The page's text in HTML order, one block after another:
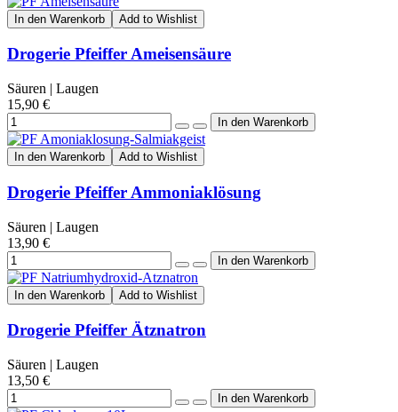
In den Warenkorb Add to Wishlist
Drogerie Pfeiffer Ameisensäure
Säuren | Laugen
15,90 €
In den Warenkorb Add to Wishlist
Drogerie Pfeiffer Ammoniaklösung
Säuren | Laugen
13,90 €
In den Warenkorb Add to Wishlist
Drogerie Pfeiffer Ätznatron
Säuren | Laugen
13,50 €